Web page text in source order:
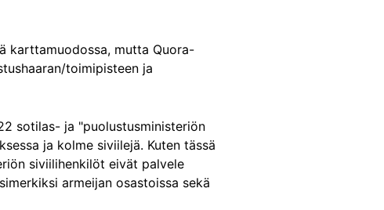
karttamuodossa, mutta Quora-
toimipisteen ja
sotilas- ja "puolustusministeriön
ja kolme siviilejä. Kuten tässä
siviilihenkilöt eivät palvele
armeijan osastoissa sekä